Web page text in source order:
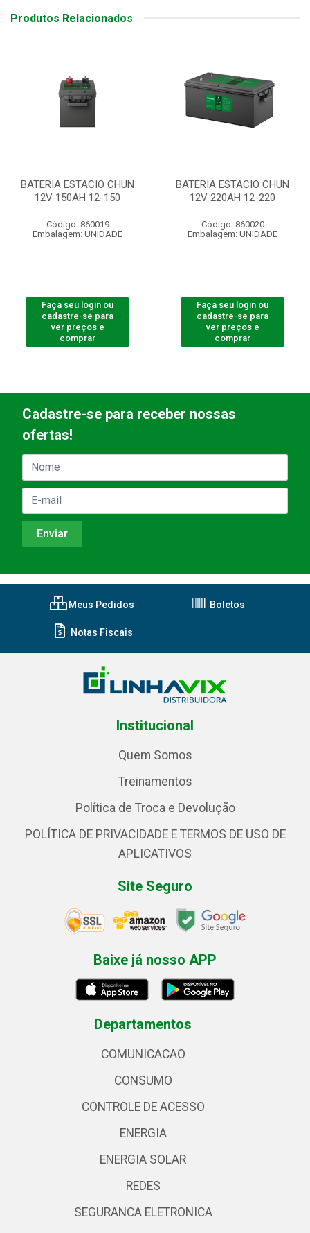
Produtos Relacionados
BATERIA ESTACIO CHUN
12V 150AH 12-150
Código: 860019
Embalagem: UNIDADE
Faça seu login ou
cadastre-se para
ver preços e
comprar
BATERIA ESTACIO CHUN
12V 220AH 12-220
Código: 860020
Embalagem: UNIDADE
Faça seu login ou
cadastre-se para
ver preços e
comprar
Cadastre-se para receber nossas
ofertas!
Meus Pedidos Boletos
Notas Fiscais
Institucional
Quem Somos
Treinamentos
Política de Troca e Devolução
POLÍTICA DE PRIVACIDADE E TERMOS DE USO DE
APLICATIVOS
Site Seguro
Baixe já nosso APP
Departamentos
COMUNICACAO
CONSUMO
CONTROLE DE ACESSO
ENERGIA
ENERGIA SOLAR
REDES
SEGURANCA ELETRONICA